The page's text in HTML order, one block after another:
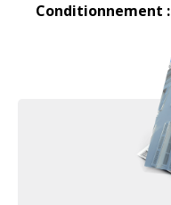
Conditionnement :